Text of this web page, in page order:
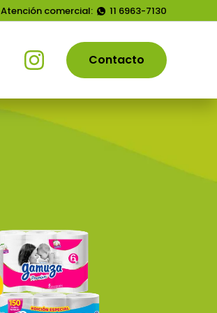
Atención comercial: 11 6963-7130
Contacto